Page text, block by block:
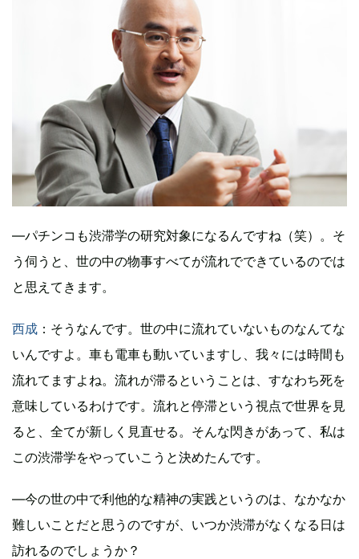
―パチンコも渋滞学の研究対象になるんですね（笑）。そ
う伺うと、世の中の物事すべてが流れでできているのでは
と思えてきます。
西成 ：そうなんです。世の中に流れていないものなんてな
いんですよ。車も電車も動いていますし、我々には時間も
流れてますよね。流れが滞るということは、すなわち死を
意味しているわけです。流れと停滞という視点で世界を見
ると、全てが新しく見直せる。そんな閃きがあって、私は
この渋滞学をやっていこうと決めたんです。
―今の世の中で利他的な精神の実践というのは、なかなか
難しいことだと思うのですが、いつか渋滞がなくなる日は
訪れるのでしょうか？